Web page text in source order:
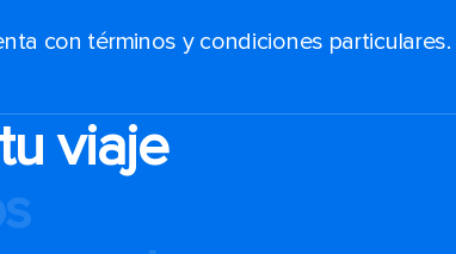
con términos y condiciones
viaje